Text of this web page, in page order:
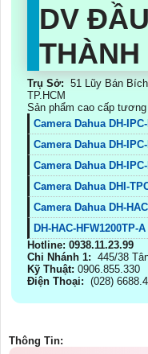
DV
Trụ Sở: 51 Lũy Bán
TP.HCM
Sản phẩm cao cấp
Camera Dahua DH-
Camera Dahua DH-
Camera Dahua DH-
Camera Dahua DHI-
Camera Dahua DH-
DH-HAC-HFW1200TP-
Hotline: 0938.11.23.99
Chi Nhánh 1: 445/38
Kỹ Thuật: 0906.855.330
Điện Thoại: (028)
Thông Tin: